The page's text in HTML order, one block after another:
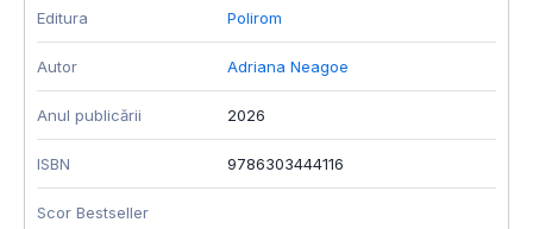
Editura Polirom
Autor Adriana Neagoe
Anul publicării 2026
ISBN 9786303444116
Scor Bestseller